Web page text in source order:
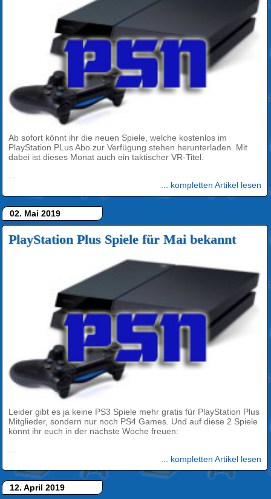
Ab sofort könnt ihr die neuen Spiele, welche kostenlos im
PlayStation PLus Abo zur Verfügung stehen herunterladen. Mit
dabei ist dieses Monat auch ein taktischer VR-Titel.
... kompletten Artikel lesen
02. Mai 2019
PlayStation Plus Spiele für Mai bekannt
Leider gibt es ja keine PS3 Spiele mehr gratis für PlayStation Plus
Mitglieder, sondern nur noch PS4 Games. Und auf diese 2 Spiele
könnt ihr euch in der nächste Woche freuen:
...
... kompletten Artikel lesen
12. April 2019